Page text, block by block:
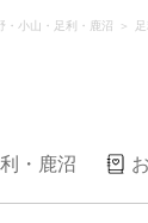
・小山・足利・鹿沼
・鹿沼